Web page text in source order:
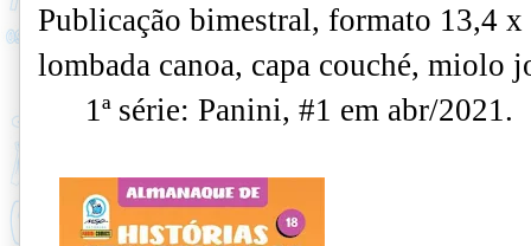
Publicação bimestral, formato 13,4
lombada canoa, capa couché, miolo
1ª série: Panini, #1 em abr/2021.